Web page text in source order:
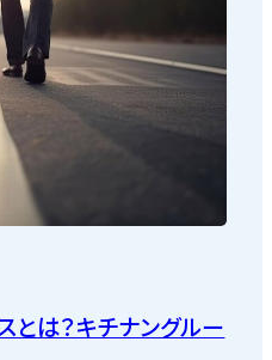
とは？キチナングルー